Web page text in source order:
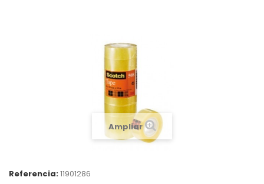
Ampliar
Referencia:11901286